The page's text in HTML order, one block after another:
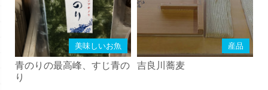
美味しいお魚
青のりの最高峰、すじ青の
り
産品
吉良川蕎麦